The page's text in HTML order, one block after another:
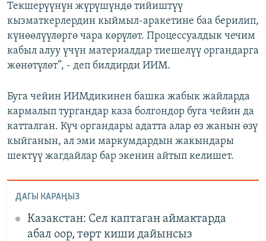
Текшерүүнүн жүрүшүндө тийиштүү
кызматкерлердин кыймыл-аракетине баа берилип,
күнөөлүүлөргө чара көрүлөт. Процессуалдык чечим
кабыл алуу үчүн материалдар тиешелүү органдарга
жөнөтүлөт”, - деп билдирди ИИМ.
Буга чейин ИИМдикинен башка жабык жайларда
кармалып тургандар каза болгондор буга чейин да
катталган. Күч органдары адатта алар өз жанын өзү
кыйганын, ал эми маркумдардын жакындары
шектүү жагдайлар бар экенин айтып келишет.
ДАГЫ КАРАҢЫЗ
Казакстан: Сел каптаган аймактарда
абал оор, төрт киши дайынсыз